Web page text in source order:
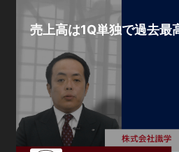
売上高は1Q単独で過去最